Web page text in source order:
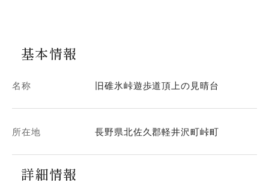
基本情報
名称 旧碓氷峠遊歩道頂上の見晴台
所在地 長野県北佐久郡軽井沢町峠町
詳細情報